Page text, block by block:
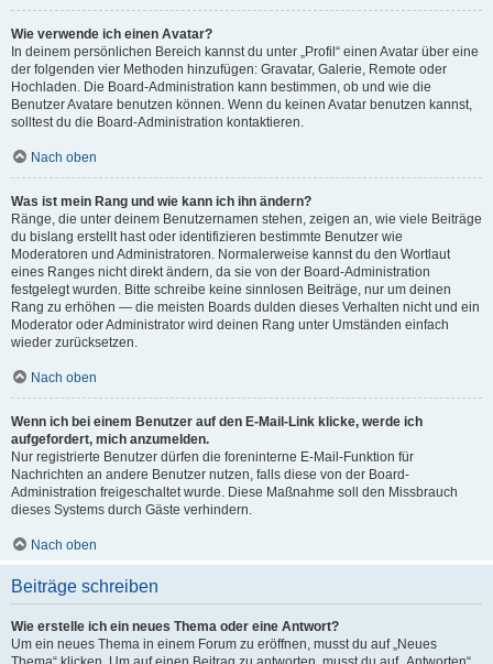
Wie verwende ich einen Avatar?
In deinem persönlichen Bereich kannst du unter „Profil“ einen Avatar über eine
der folgenden vier Methoden hinzufügen: Gravatar, Galerie, Remote oder
Hochladen. Die Board-Administration kann bestimmen, ob und wie die
Benutzer Avatare benutzen können. Wenn du keinen Avatar benutzen kannst,
solltest du die Board-Administration kontaktieren.
Nach oben
Was ist mein Rang und wie kann ich ihn ändern?
Ränge, die unter deinem Benutzernamen stehen, zeigen an, wie viele Beiträge
du bislang erstellt hast oder identifizieren bestimmte Benutzer wie
Moderatoren und Administratoren. Normalerweise kannst du den Wortlaut
eines Ranges nicht direkt ändern, da sie von der Board-Administration
festgelegt wurden. Bitte schreibe keine sinnlosen Beiträge, nur um deinen
Rang zu erhöhen — die meisten Boards dulden dieses Verhalten nicht und ein
Moderator oder Administrator wird deinen Rang unter Umständen einfach
wieder zurücksetzen.
Nach oben
Wenn ich bei einem Benutzer auf den E-Mail-Link klicke, werde ich
aufgefordert, mich anzumelden.
Nur registrierte Benutzer dürfen die foreninterne E-Mail-Funktion für
Nachrichten an andere Benutzer nutzen, falls diese von der Board-
Administration freigeschaltet wurde. Diese Maßnahme soll den Missbrauch
dieses Systems durch Gäste verhindern.
Nach oben
Beiträge schreiben
Wie erstelle ich ein neues Thema oder eine Antwort?
Um ein neues Thema in einem Forum zu eröffnen, musst du auf „Neues